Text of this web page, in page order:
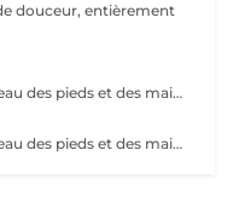
douceur, entièrement
La paraffine agit en protégeant la peau des pieds et des mains contre les agressions extérieures. Sa capacité de rétention d'eau favorise l'hydratation de la peau. Le traitement à la paraffine est idéal pour avoir des membres lisses. En effet, ce produit procure un effet rajeunissant à la peau, en plus de l'adoucir. Ce traitement est ainsi surtout recommandé à toute personne ayant la peau sèche.
La paraffine agit en protégeant la peau des pieds et des mains contre les agressions extérieures. Sa capacité de rétention d'eau favorise l'hydratation de la peau. Le traitement à la paraffine est idéal pour avoir des membres lisses. En effet, ce produit procure un effet rajeunissant à la peau, en plus de l'adoucir. Ce traitement est ainsi surtout recommandé à toute personne ayant la peau sèche.